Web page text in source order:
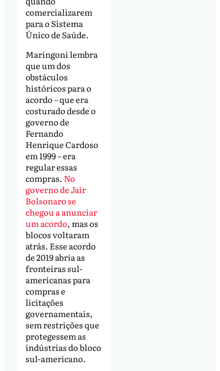
comercializarem
para o Sistema
Único de Saúde.
Maringoni lembra
que um dos
obstáculos
históricos para o
acordo – que era
costurado desde o
governo de
Fernando
Henrique Cardoso
em 1999 – era
regular essas
compras. No
governo de Jair
Bolsonaro se
chegou a anunciar
um acordo, mas os
blocos voltaram
atrás. Esse acordo
de 2019 abria as
fronteiras sul-
americanas para
compras e
licitações
governamentais,
sem restrições que
protegessem as
indústrias do bloco
sul-americano.